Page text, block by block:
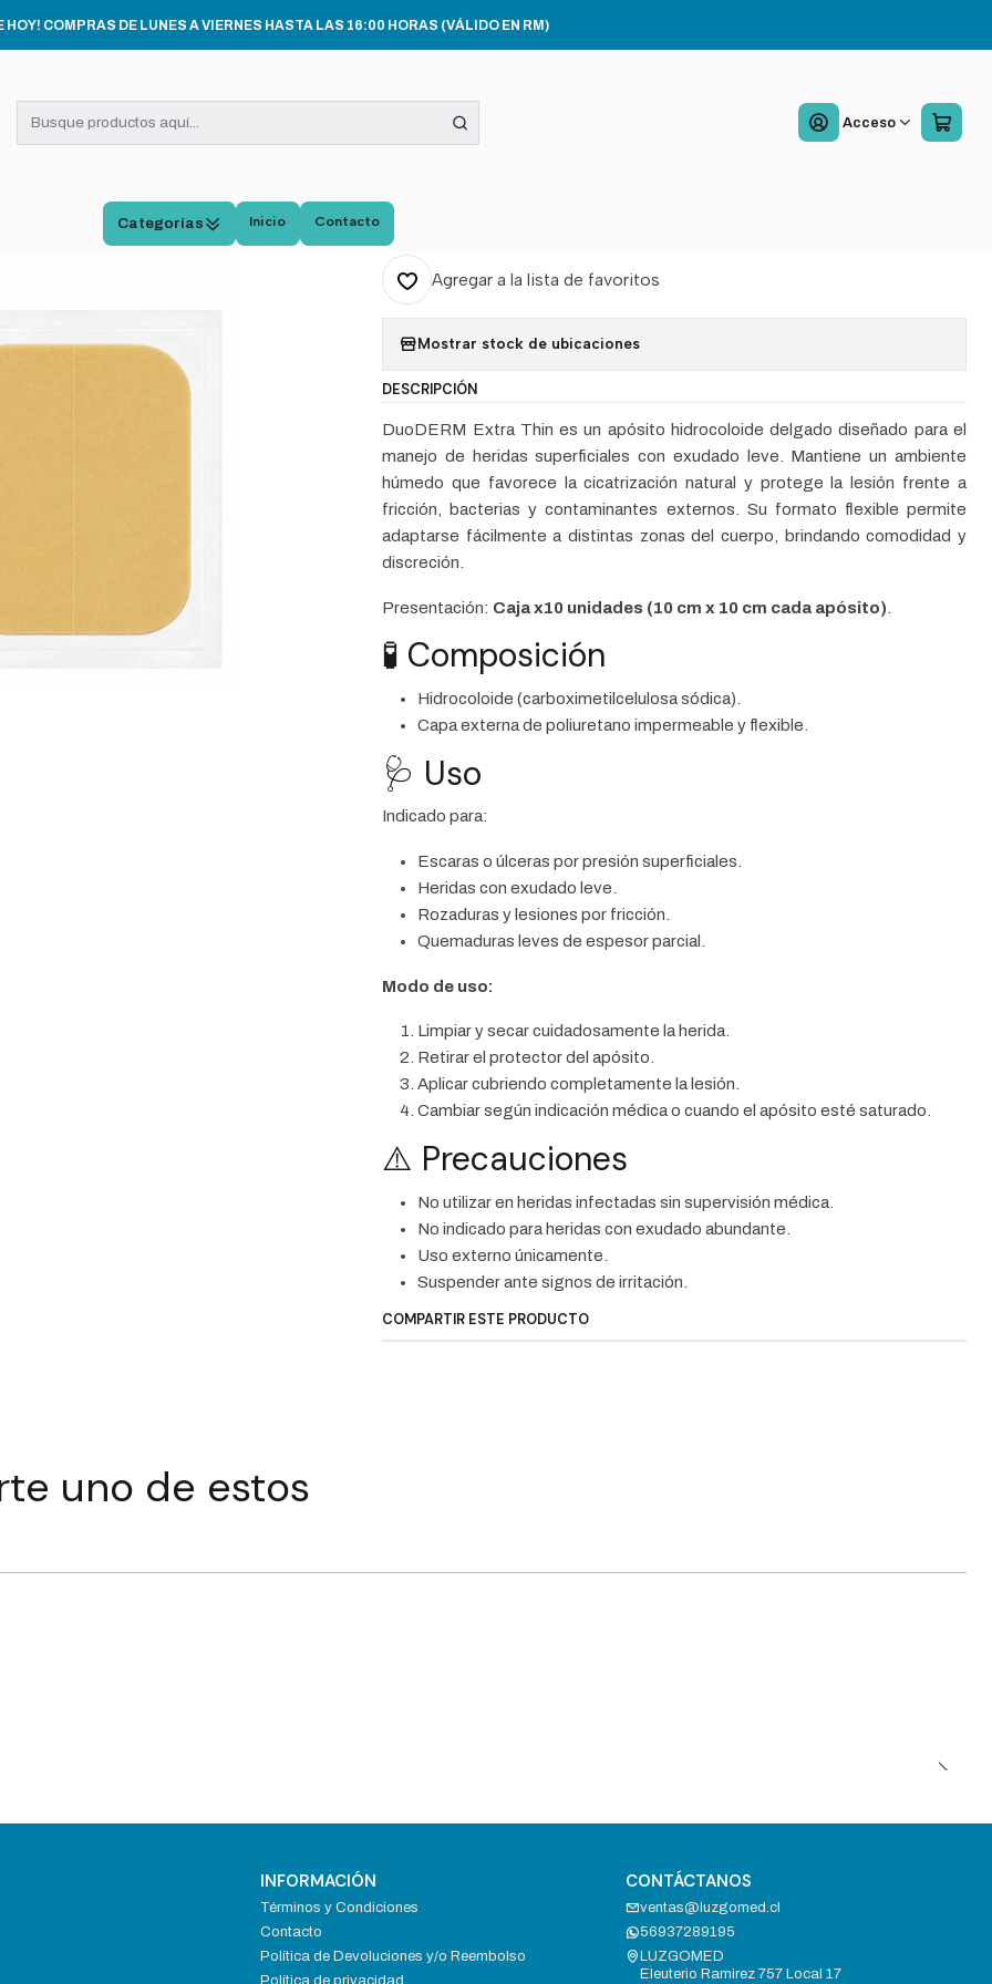
Acceso
Categorías Inicio Contacto
HOY! COMPRAS DE LUNES A VIERNES HASTA LAS 16:00 HORAS (VÁLIDO EN RM)
INSUMOS MÉDICOS Duoderm Extra Thin 10x10 Convatec Caja x10
Duoderm Extra Thin 10x10
Convatec Caja x10
Agregar a la lista de favoritos
Mostrar stock de ubicaciones
DESCRIPCIÓN
DuoDERM Extra Thin es un apósito hidrocoloide delgado diseñado para el
manejo de heridas superficiales con exudado leve. Mantiene un ambiente
húmedo que favorece la cicatrización natural y protege la lesión frente a
fricción, bacterias y contaminantes externos. Su formato flexible permite
adaptarse fácilmente a distintas zonas del cuerpo, brindando comodidad y
discreción.
Presentación: Caja x10 unidades (10 cm x 10 cm cada apósito)
🧪 Composición
Hidrocoloide (carboximetilcelulosa sódica).
Capa externa de poliuretano impermeable y flexible.
🩺 Uso
Indicado para:
Escaras o úlceras por presión superficiales.
Heridas con exudado leve.
Rozaduras y lesiones por fricción.
Quemaduras leves de espesor parcial.
Modo de uso:
Limpiar y secar cuidadosamente la herida.
Retirar el protector del apósito.
Aplicar cubriendo completamente la lesión.
Cambiar según indicación médica o cuando el apósito esté saturado.
⚠️ Precauciones
No utilizar en heridas infectadas sin supervisión médica.
No indicado para heridas con exudado abundante.
Uso externo únicamente.
Suspender ante signos de irritación.
COMPARTIR ESTE PRODUCTO
uno de estos
INFORMACIÓN
Términos y Condiciones
Contacto
Política de Devoluciones y/o Reembolso
Política de privacidad
CONTÁCTANOS
ventas@luzgomed.cl
56937289195
LUZGOMED
Eleuterio Ramirez 757 Local 17